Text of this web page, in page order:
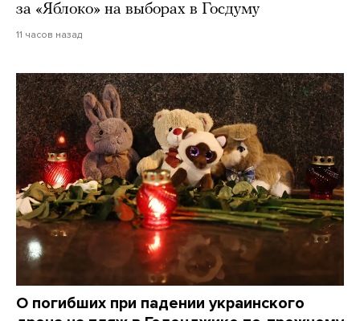
за «Яблоко» на выборах в Госдуму
11 часов назад
О погибших при падении украинского